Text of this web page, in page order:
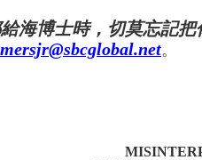
海博士時，切莫忘記
。